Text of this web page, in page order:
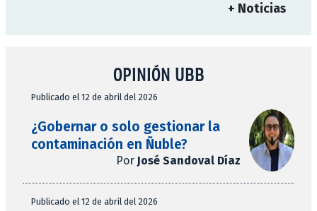
+ Noticias
OPINIÓN UBB
Publicado el 12 de abril del 2026
¿Gobernar o solo gestionar la
contaminación en Ñuble?
Por José Sandoval Díaz
Publicado el 12 de abril del 2026